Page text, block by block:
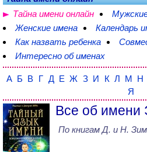
Тайна имени онлайн
Женские имена
Календарь
Как назвать ребенка
Интересно об именах
А Б В Г Д Е Ж З И К Л М Н
Я
Все об имени
По книгам Д. и Н.